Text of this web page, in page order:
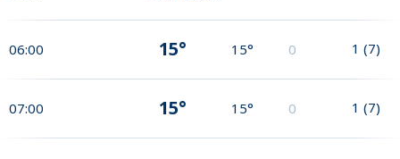
06:00 15° 15° 0 1 (7)
07:00 15° 15° 0 1 (7)